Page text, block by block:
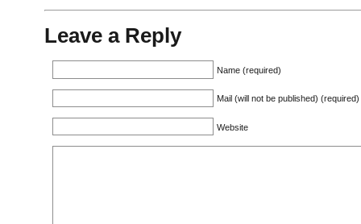
Leave a Reply
Name (required)
Mail (will not be published) (required)
Website